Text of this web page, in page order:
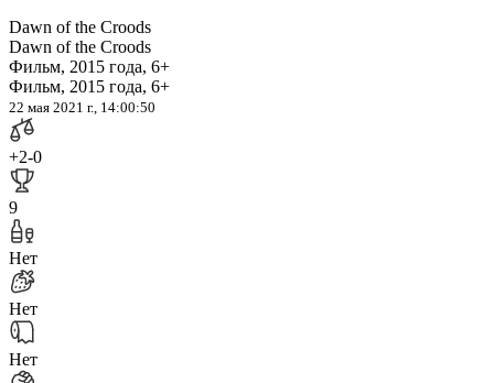
Dawn of the Croods
Dawn of the Croods
Фильм, 2015 года, 6+
Фильм, 2015 года, 6+
22 мая 2021 г., 14:00:50
+2-0
9
Нет
Нет
Нет